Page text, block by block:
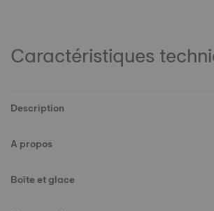
Caractéristiques
Description
A propos
Boîte et glace